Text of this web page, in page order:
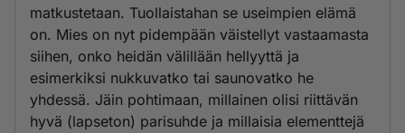
matkustetaan. Tuollaistahan se useimpien elämä
on. Mies on nyt pidempään väistellyt vastaamasta
siihen, onko heidän välillään hellyyttä ja
esimerkiksi nukkuvatko tai saunovatko he
yhdessä. Jäin pohtimaan, millainen olisi riittävän
hyvä (lapseton) parisuhde ja millaisia elementtejä